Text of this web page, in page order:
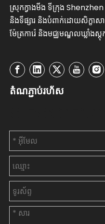
ស្រុកក្វាងមីង ទីក្រុង Shenzhen
និងទីផ្សារ និងបំពាក់ដោយសិក្ខាស
ម៉ែត្រការ៉េ និងមជ្ឈមណ្ឌលឃ្លាំង
តំណភ្ជាប់រហ័ស